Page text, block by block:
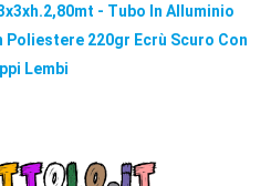
- Tubo In Alluminio
Poliestere 220gr Ecrù Scuro Con
Lembi